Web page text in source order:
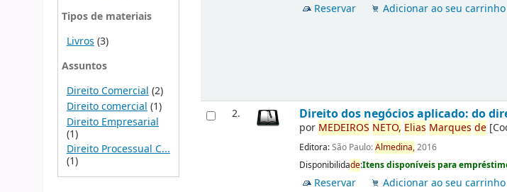
Tipos de materiais
Livros (3)
Assuntos
Direito Comercial (2)
Direito comercial (1)
Direito Empresarial
(1)
Direito Processual C...
(1)
Reservar Adicionar ao seu carrinho
2. Direito dos negócios aplicado: do
por MEDEIROS NETO, Elias Marques de
Editora:São Paulo:Almedina,2016
Disponibilidade:Itens disponíveis para
Reservar Adicionar ao seu carrinho